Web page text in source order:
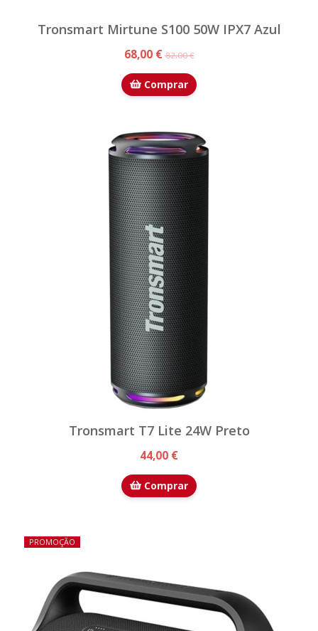
Tronsmart Mirtune S100 50W IPX7 Azul
68,00 €82,00 €
Comprar
Tronsmart T7 Lite 24W Preto
44,00 €
Comprar
PROMOÇÃO